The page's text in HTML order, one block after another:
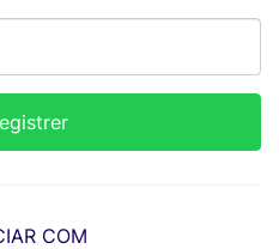
COM